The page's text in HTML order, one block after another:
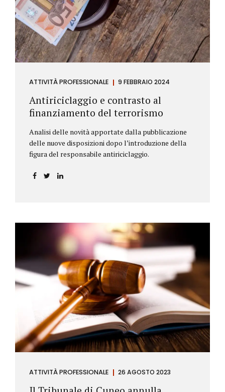
ATTIVITÀ PROFESSIONALE 9 FEBBRAIO 2024
Antiriciclaggio e contrasto al
finanziamento del terrorismo
Analisi delle novità apportate dalla pubblicazione
delle nuove disposizioni dopo l’introduzione della
figura del responsabile antiriciclaggio.
ATTIVITÀ PROFESSIONALE 26 AGOSTO 2023